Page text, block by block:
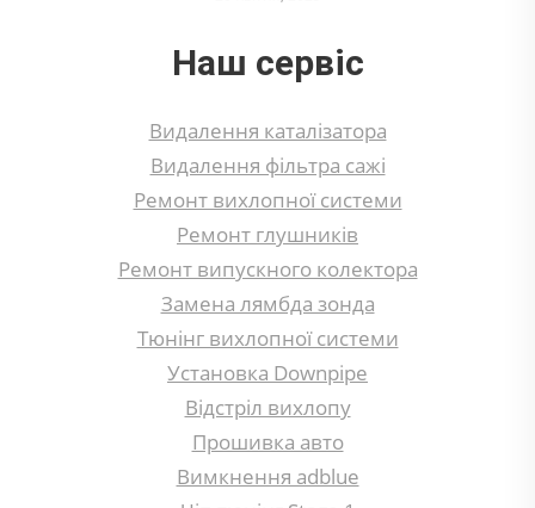
Наш сервіс
Видалення каталізатора
Видалення фільтра сажі
Ремонт вихлопної системи
Ремонт глушників
Ремонт випускного колектора
Замена лямбда зонда
Тюнінг вихлопної системи
Установка Downpipe
Відстріл вихлопу
Прошивка авто
Вимкнення adblue